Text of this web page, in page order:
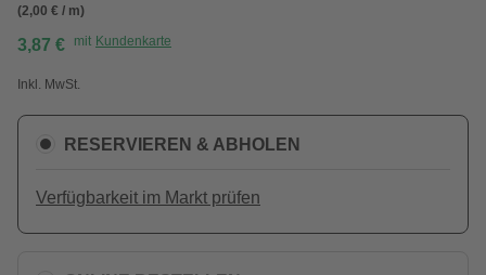
(2,00 € / m)
3,87 € mit Kundenkarte
Inkl. MwSt.
RESERVIEREN & ABHOLEN
Verfügbarkeit im Markt prüfen